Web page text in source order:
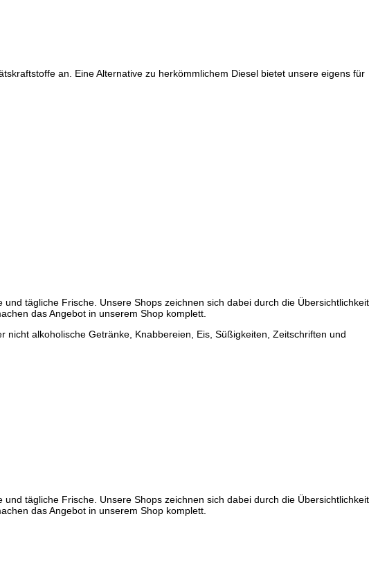
an. Eine Alternative zu herkömmlichem Diesel bietet unsere eigens für
tägliche Frische. Unsere Shops zeichnen sich dabei durch die Übersichtlichkeit
das Angebot in unserem Shop komplett.
alkoholische Getränke, Knabbereien, Eis, Süßigkeiten, Zeitschriften und
tägliche Frische. Unsere Shops zeichnen sich dabei durch die Übersichtlichkeit
das Angebot in unserem Shop komplett.